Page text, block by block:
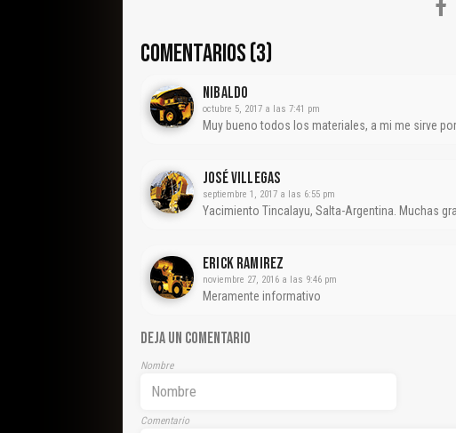
COMENTARIOS (3)
Nibaldo
octubre 5, 2017 a las 7:41 pm
Muy bueno todos los materiales, a mi me sirve
José Villegas
septiembre 1, 2017 a las 6:55 pm
Yacimiento Tincalayu, Salta-Argentina. Muchas
Erick Ramirez
noviembre 27, 2016 a las 9:46 pm
Meramente informativo
DEJA UN COMENTARIO
Nombre
Comentario